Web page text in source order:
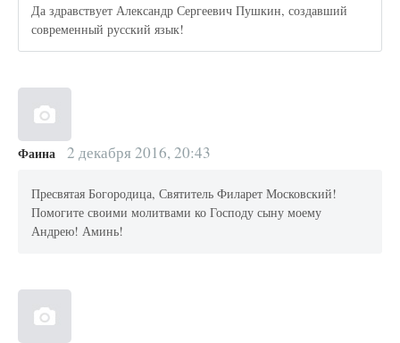
Да здравствует Александр Сергеевич Пушкин, создавший
современный русский язык!
Фаина 2 декабря 2016, 20:43
Пресвятая Богородица, Святитель Филарет Московский!
Помогите своими молитвами ко Господу сыну моему
Андрею! Аминь!